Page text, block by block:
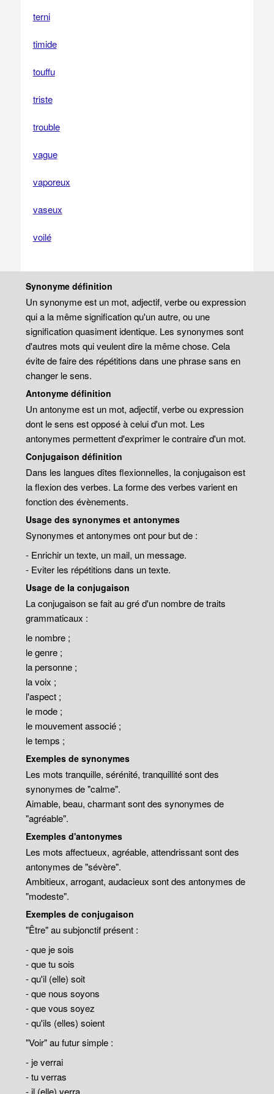
terni
timide
touffu
triste
trouble
vague
vaporeux
vaseux
voilé
Synonyme définition
Un synonyme est un mot, adjectif, verbe ou expression
qui a la même signification qu'un autre, ou une
signification quasiment identique. Les synonymes sont
d'autres mots qui veulent dire la même chose. Cela
évite de faire des répétitions dans une phrase sans en
changer le sens.
Antonyme définition
Un antonyme est un mot, adjectif, verbe ou expression
dont le sens est opposé à celui d'un mot. Les
antonymes permettent d'exprimer le contraire d'un mot.
Conjugaison définition
Dans les langues dîtes flexionnelles, la conjugaison est
la flexion des verbes. La forme des verbes varient en
fonction des évènements.
Usage des synonymes et antonymes
Synonymes et antonymes ont pour but de :
- Enrichir un texte, un mail, un message.
- Eviter les répétitions dans un texte.
Usage de la conjugaison
La conjugaison se fait au gré d'un nombre de traits
grammaticaux :
le nombre ;
le genre ;
la personne ;
la voix ;
l'aspect ;
le mode ;
le mouvement associé ;
le temps ;
Exemples de synonymes
Les mots tranquille, sérénité, tranquillité sont des
synonymes de "calme".
Aimable, beau, charmant sont des synonymes de
"agréable".
Exemples d'antonymes
Les mots affectueux, agréable, attendrissant sont des
antonymes de "sévère".
Ambitieux, arrogant, audacieux sont des antonymes de
"modeste".
Exemples de conjugaison
"Être" au subjonctif présent :
- que je sois
- que tu sois
- qu'il (elle) soit
- que nous soyons
- que vous soyez
- qu'ils (elles) soient
"Voir" au futur simple :
- je verrai
- tu verras
- il (elle) verra